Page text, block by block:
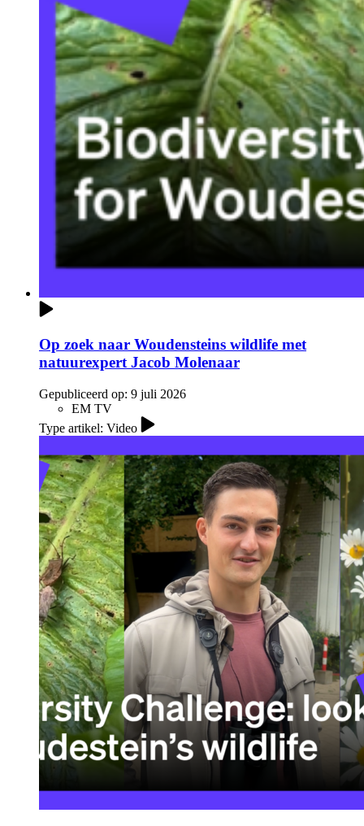
Op zoek naar Woudensteins wildlife met
natuurexpert Jacob Molenaar
Gepubliceerd op: 9 juli 2026
EM TV
Type artikel: Video